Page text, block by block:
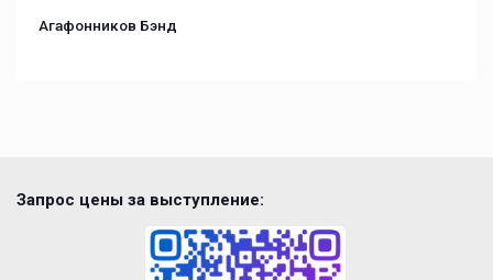
Агафонников Бэнд
Запрос цены за выступление: